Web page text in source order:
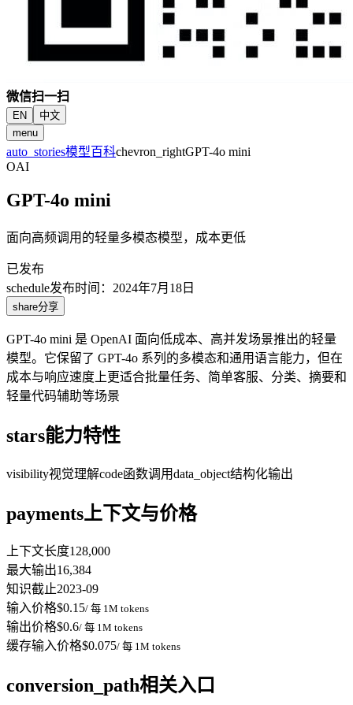
微信扫一扫
EN
中文
menu
auto_stories模型百科chevron_rightGPT-4o mini
OAI
GPT-4o mini
面向高频调用的轻量多模态模型，成本更低
已发布
schedule发布时间 ： 2024年7月18日
share分享
GPT-4o mini 是 OpenAI 面向低成本、高并发场景推出的轻量
模型。它保留了 GPT-4o 系列的多模态和通用语言能力，但在
成本与响应速度上更适合批量任务、简单客服、分类、摘要和
轻量代码辅助等场景
stars能力特性
visibility视觉理解code函数调用data_object结构化输出
payments上下文与价格
上下文长度128,000
最大输出16,384
知识截止2023-09
输入价格$0.15/ 每 1M tokens
输出价格$0.6/ 每 1M tokens
缓存输入价格$0.075/ 每 1M tokens
conversion_path相关入口